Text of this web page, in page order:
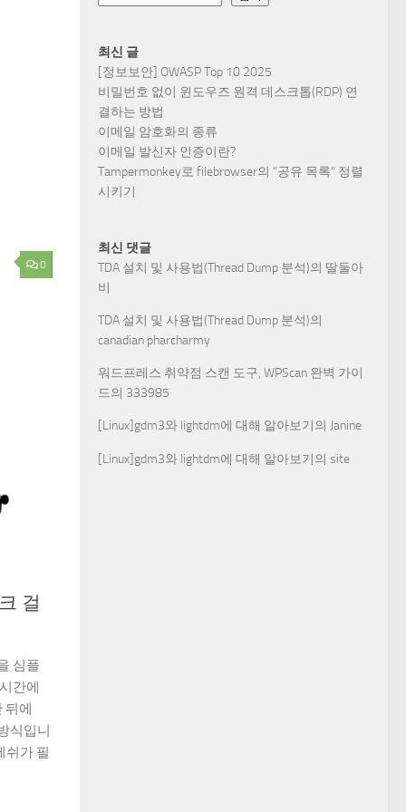
0
걸
심플
간에
에
식입니
쉬가 필
최신 글
[정보보안] OWASP Top 10 2025
비밀번호 없이 윈도우즈 원격 데스크톱(RDP) 연
결하는 방법
이메일 암호화의 종류
이메일 발신자 인증이란?
Tampermonkey로 filebrowser의 “공유 목록” 정렬
시키기
최신 댓글
TDA 설치 및 사용법(Thread Dump 분석)의 딸둘아
비
TDA 설치 및 사용법(Thread Dump 분석)의
canadian pharcharmy
워드프레스 취약점 스캔 도구, WPScan 완벽 가이
드의 333985
[Linux]gdm3와 lightdm에 대해 알아보기의 Janine
[Linux]gdm3와 lightdm에 대해 알아보기의 site